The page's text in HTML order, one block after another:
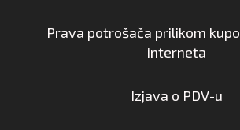
Prava potrošača prilikom
interneta
Izjava o PDV-u